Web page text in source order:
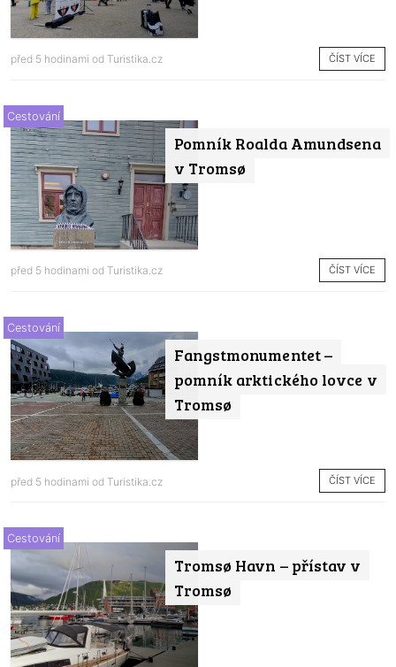
před 5 hodinami od Turistika.cz ČÍST VÍCE
Pomník Roalda Amundsena
v Tromsø
Cestování
před 5 hodinami od Turistika.cz ČÍST VÍCE
Fangstmonumentet –
pomník arktického lovce v
Tromsø
Cestování
před 5 hodinami od Turistika.cz ČÍST VÍCE
Tromsø Havn – přístav v
Tromsø
Cestování